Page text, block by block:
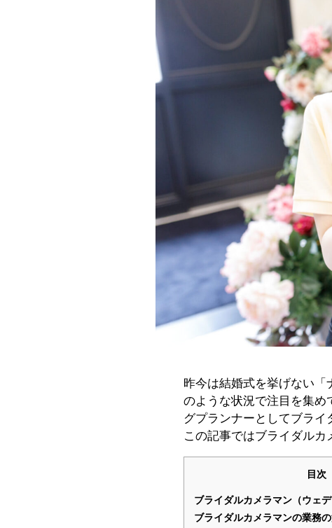
昨今は結婚式を挙げない「
のような状況で注目を集め
グプランナーとしてブライ
この記事ではブライダルカ
目次
ブライダルカメラマン（ウェ
ブライダルカメラマンの業務